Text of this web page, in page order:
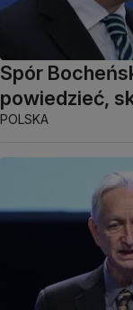
Spór
powiedzieć,
POLSKA